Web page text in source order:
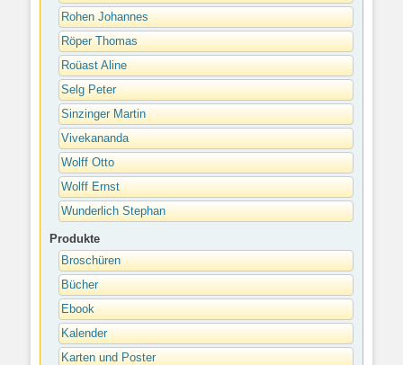
Rohen Johannes
Röper Thomas
Roüast Aline
Selg Peter
Sinzinger Martin
Vivekananda
Wolff Otto
Wolff Ernst
Wunderlich Stephan
Produkte
Broschüren
Bücher
Ebook
Kalender
Karten und Poster